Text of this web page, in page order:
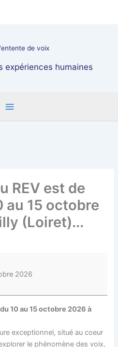
de voix
expériences humaines
REV est de
au 15 octobre
(Loiret)...
2026
10 au 15 octobre 2026 à
exceptionnel, situé au coeur
le phénomène des voix,